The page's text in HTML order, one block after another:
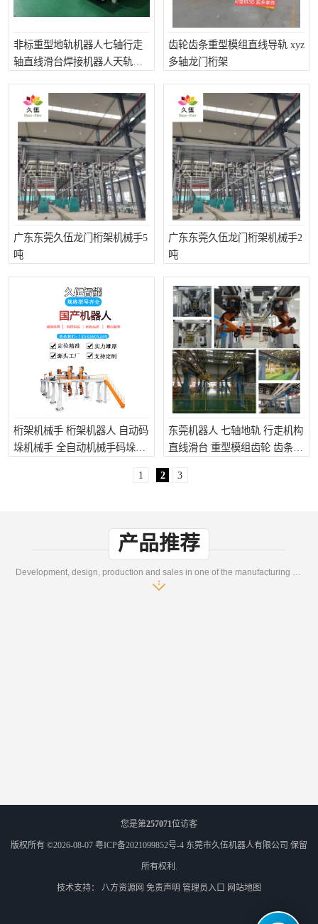
非标重型地轨机器人七轴行走
轴直线滑台焊接机器人天轨厂
齿轮齿条重型模组直线导轨 xyz
多轴龙门桁架
广东东莞久伍龙门桁架机械手5
吨
广东东莞久伍龙门桁架机械手2
吨
桁架机械手 桁架机器人 自动码
垛机械手 全自动机械手码垛机
东莞机器人 七轴地轨 行走机构
直线滑台 重型模组齿轮 齿条传
1
2 3
产品推荐
Development, design, production and sales in one of the manufacturing enterprises
您是第257071位访客
版权所有 ©2026-08-07 粤ICP备2021099852号-4 东莞市久伍机器人有限公司 保留
所有权利.
技术支持： 八方资源网 免责声明 管理员入口 网站地图